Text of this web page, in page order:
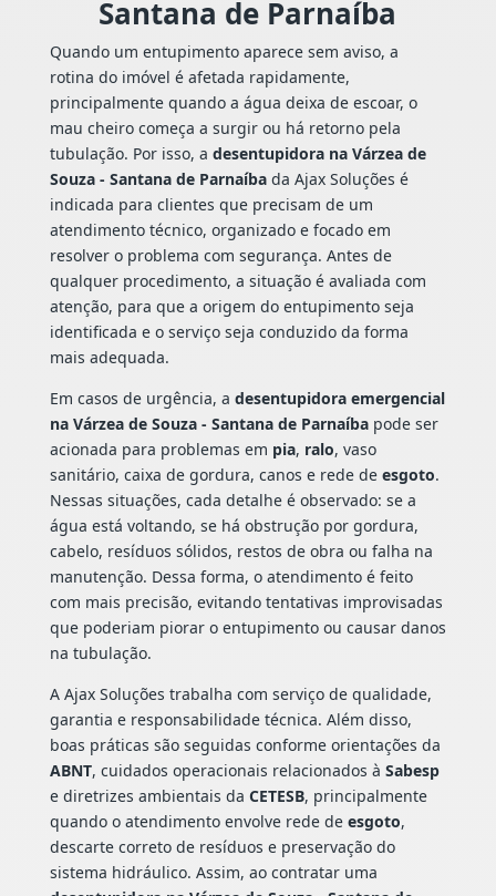
Santana de Parnaíba
Quando um entupimento aparece sem aviso, a
rotina do imóvel é afetada rapidamente,
principalmente quando a água deixa de escoar, o
mau cheiro começa a surgir ou há retorno pela
tubulação. Por isso, a desentupidora na Várzea de
Souza - Santana de Parnaíbada Ajax Soluções é
indicada para clientes que precisam de um
atendimento técnico, organizado e focado em
resolver o problema com segurança. Antes de
qualquer procedimento, a situação é avaliada com
atenção, para que a origem do entupimento seja
identificada e o serviço seja conduzido da forma
mais adequada.
Em casos de urgência, a desentupidora emergencial
na Várzea de Souza - Santana de Parnaíbapode ser
acionada para problemas em pia, ralo, vaso
sanitário, caixa de gordura, canos e rede de esgoto.
Nessas situações, cada detalhe é observado: se a
água está voltando, se há obstrução por gordura,
cabelo, resíduos sólidos, restos de obra ou falha na
manutenção. Dessa forma, o atendimento é feito
com mais precisão, evitando tentativas improvisadas
que poderiam piorar o entupimento ou causar danos
na tubulação.
A Ajax Soluções trabalha com serviço de qualidade,
garantia e responsabilidade técnica. Além disso,
boas práticas são seguidas conforme orientações da
ABNT, cuidados operacionais relacionados à Sabesp
e diretrizes ambientais da CETESB, principalmente
quando o atendimento envolve rede de esgoto,
descarte correto de resíduos e preservação do
sistema hidráulico. Assim, ao contratar uma